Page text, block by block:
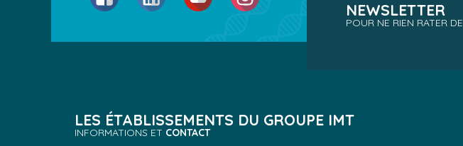
NEWSLETTER
POUR NE RIEN RATER DE
LES ÉTABLISSEMENTS DU GROUPE IMT
INFORMATIONS ET CONTACT